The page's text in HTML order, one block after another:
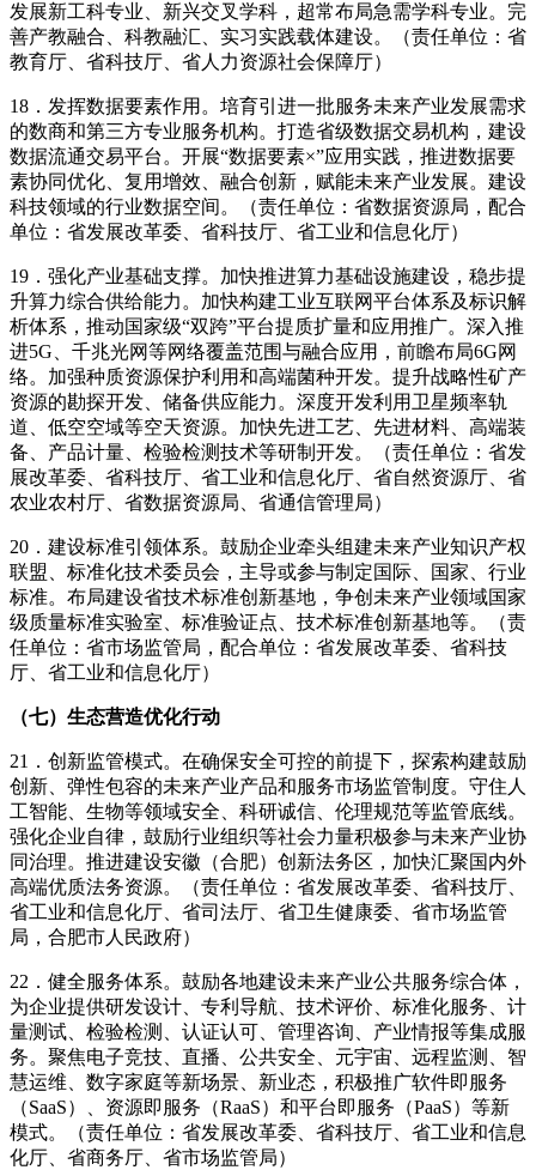
发展新工科专业、新兴交叉学科，超常布局急需学科专业。完
善产教融合、科教融汇、实习实践载体建设。（责任单位：省
教育厅、省科技厅、省人力资源社会保障厅）
18．发挥数据要素作用。培育引进一批服务未来产业发展需求
的数商和第三方专业服务机构。打造省级数据交易机构，建设
数据流通交易平台。开展“数据要素×”应用实践，推进数据要
素协同优化、复用增效、融合创新，赋能未来产业发展。建设
科技领域的行业数据空间。（责任单位：省数据资源局，配合
单位：省发展改革委、省科技厅、省工业和信息化厅）
19．强化产业基础支撑。加快推进算力基础设施建设，稳步提
升算力综合供给能力。加快构建工业互联网平台体系及标识解
析体系，推动国家级“双跨”平台提质扩量和应用推广。深入推
进5G、千兆光网等网络覆盖范围与融合应用，前瞻布局6G网
络。加强种质资源保护利用和高端菌种开发。提升战略性矿产
资源的勘探开发、储备供应能力。深度开发利用卫星频率轨
道、低空空域等空天资源。加快先进工艺、先进材料、高端装
备、产品计量、检验检测技术等研制开发。（责任单位：省发
展改革委、省科技厅、省工业和信息化厅、省自然资源厅、省
农业农村厅、省数据资源局、省通信管理局）
20．建设标准引领体系。鼓励企业牵头组建未来产业知识产权
联盟、标准化技术委员会，主导或参与制定国际、国家、行业
标准。布局建设省技术标准创新基地，争创未来产业领域国家
级质量标准实验室、标准验证点、技术标准创新基地等。（责
任单位：省市场监管局，配合单位：省发展改革委、省科技
厅、省工业和信息化厅）
（七）生态营造优化行动
21．创新监管模式。在确保安全可控的前提下，探索构建鼓励
创新、弹性包容的未来产业产品和服务市场监管制度。守住人
工智能、生物等领域安全、科研诚信、伦理规范等监管底线。
强化企业自律，鼓励行业组织等社会力量积极参与未来产业协
同治理。推进建设安徽（合肥）创新法务区，加快汇聚国内外
高端优质法务资源。（责任单位：省发展改革委、省科技厅、
省工业和信息化厅、省司法厅、省卫生健康委、省市场监管
局，合肥市人民政府）
22．健全服务体系。鼓励各地建设未来产业公共服务综合体，
为企业提供研发设计、专利导航、技术评价、标准化服务、计
量测试、检验检测、认证认可、管理咨询、产业情报等集成服
务。聚焦电子竞技、直播、公共安全、元宇宙、远程监测、智
慧运维、数字家庭等新场景、新业态，积极推广软件即服务
（SaaS）、资源即服务（RaaS）和平台即服务（PaaS）等新
模式。（责任单位：省发展改革委、省科技厅、省工业和信息
化厅、省商务厅、省市场监管局）